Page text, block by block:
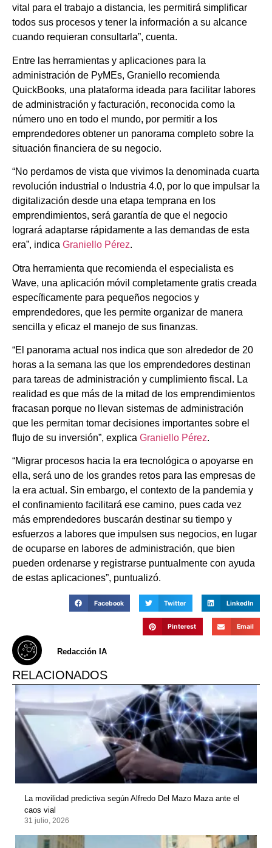
vital para el trabajo a distancia, les permitirá simplificar
todos sus procesos y tener la información a su alcance
cuando requieran consultarla”, cuenta.
Entre las herramientas y aplicaciones para la
administración de PyMEs, Graniello recomienda
QuickBooks, una plataforma ideada para facilitar labores
de administración y facturación, reconocida como la
número uno en todo el mundo, por permitir a los
emprendedores obtener un panorama completo sobre la
situación financiera de su negocio.
“No perdamos de vista que vivimos la denominada cuarta
revolución industrial o Industria 4.0, por lo que impulsar la
digitalización desde una etapa temprana en los
emprendimientos, será garantía de que el negocio
logrará adaptarse rápidamente a las demandas de esta
era”, indica Graniello Pérez.
Otra herramienta que recomienda el especialista es
Wave, una aplicación móvil completamente gratis creada
específicamente para pequeños negocios y
emprendedores, que les permite organizar de manera
sencilla y eficaz el manejo de sus finanzas.
“El panorama actual nos indica que son alrededor de 20
horas a la semana las que los emprendedores destinan
para tareas de administración y cumplimiento fiscal. La
realidad es que más de la mitad de los emprendimientos
fracasan porque no llevan sistemas de administración
que les permitan tomar decisiones importantes sobre el
flujo de su inversión”, explica Graniello Pérez.
“Migrar procesos hacia la era tecnológica o apoyarse en
ella, será uno de los grandes retos para las empresas de
la era actual. Sin embargo, el contexto de la pandemia y
el confinamiento facilitará ese camino, pues cada vez
más emprendedores buscarán destinar su tiempo y
esfuerzos a labores que impulsen sus negocios, en lugar
de ocuparse en labores de administración, que bien
pueden ordenarse y registrarse puntualmente con ayuda
de estas aplicaciones”, puntualizó.
Facebook Twitter LinkedIn
Pinterest Email
Redacción IA
RELACIONADOS
La movilidad predictiva según Alfredo Del Mazo Maza ante el
caos vial
31 julio, 2026